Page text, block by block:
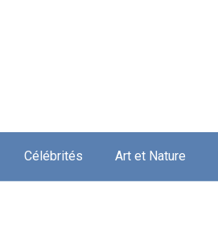
Célébrités Art et Nature